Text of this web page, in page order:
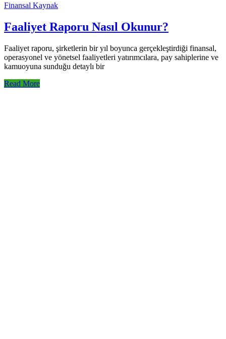
Finansal Kaynak
Faaliyet Raporu Nasıl Okunur?
Faaliyet raporu, şirketlerin bir yıl boyunca gerçekleştirdiği finansal,
operasyonel ve yönetsel faaliyetleri yatırımcılara, pay sahiplerine ve
kamuoyuna sunduğu detaylı bir
Read More